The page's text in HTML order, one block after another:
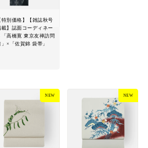
特別価格】【雑誌秋号
載】誌面コーディネー
「高橋寛 東京友禅訪問
」×「佐賀錦 袋帯」
NEW NEW